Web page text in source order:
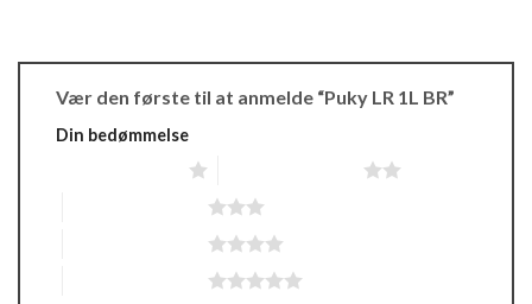
Vær den første til at anmelde “Puky LR 1L BR”
Din bedømmelse